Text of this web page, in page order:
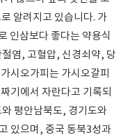
알려지고 있습니다. 가
인삼보다 좋다는 약용식
염, 고혈압, 신경쇠약, 당
시오가피는 가시오갈피
기에서 자란다고 기록되
평안남북도, 경기도와
있으며, 중국 동북3성과